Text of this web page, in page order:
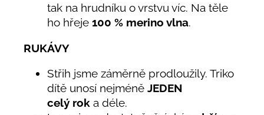
tak na hrudníku o vrstvu víc. Na těle
ho hřeje 100 % merino vlna.
RUKÁVY
Střih jsme záměrně prodloužily. Triko
dítě unosí nejméně JEDEN
celý rok a déle.